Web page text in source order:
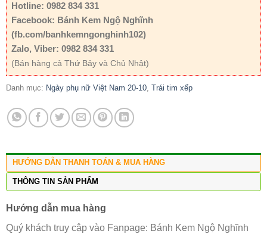
Hotline: 0982 834 331
Facebook: Bánh Kem Ngộ Nghĩnh
(fb.com/banhkemngonghinh102)
Zalo, Viber: 0982 834 331
(Bán hàng cả Thứ Bảy và Chủ Nhật)
Danh mục: Ngày phụ nữ Việt Nam 20-10, Trái tim xếp
HƯỚNG DẪN THANH TOÁN & MUA HÀNG
THÔNG TIN SẢN PHẨM
Hướng dẫn mua hàng
Quý khách truy cập vào Fanpage: Bánh Kem Ngộ Nghĩnh